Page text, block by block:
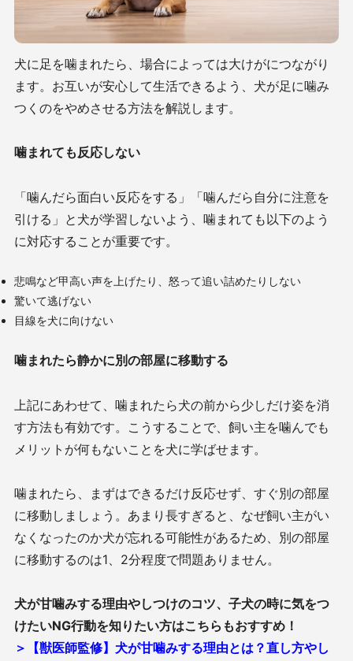
犬に足を噛まれたら、場合によっては大けがにつながり
ます。お互いが安心して生活できるよう、犬が足に噛み
つくのをやめさせる方法を解説します。
噛まれても反応しない
「噛んだら面白い反応をする」「噛んだら自分に注意を
引ける」と犬が学習しないよう、噛まれても以下のよう
に対応することが重要です。
悲鳴など甲高い声を上げたり、怒って追い詰めたりしない
驚いて逃げない
目線を犬に向けない
噛まれたら静かに別の部屋に移動する
上記にあわせて、噛まれたら犬の前から少しだけ姿を消
す方法も有効です。こうすることで、飼い主を噛んでも
メリットが何もないことを犬に学ばせます。
噛まれたら、まずはできるだけ反応せず、すぐ別の部屋
に移動しましょう。あまり長すぎると、なぜ飼い主がい
なくなったのか犬が忘れる可能性があるため、別の部屋
に移動するのは1、 2分程度で問題ありません。
犬が甘噛みする理由やしつけのコツ、子犬の時に気をつ
けたいNG行動を知りたい方はこちらもおすすめ！
＞【獣医師監修】犬が甘噛みする理由とは？直し方やし